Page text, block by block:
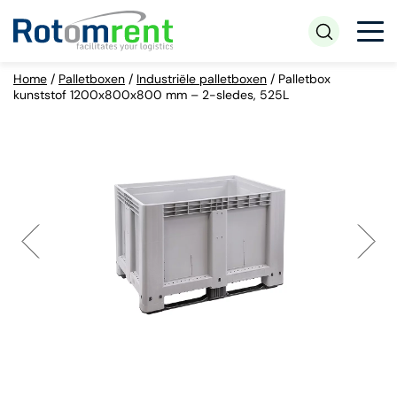
Home / Palletboxen / Industriële palletboxen / Palletbox
kunststof 1200x800x800 mm – 2-sledes, 525L